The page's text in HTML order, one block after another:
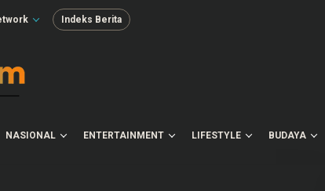
Indeks Berita
NASIONAL ENTERTAINMENT LIFESTYLE BUDAYA